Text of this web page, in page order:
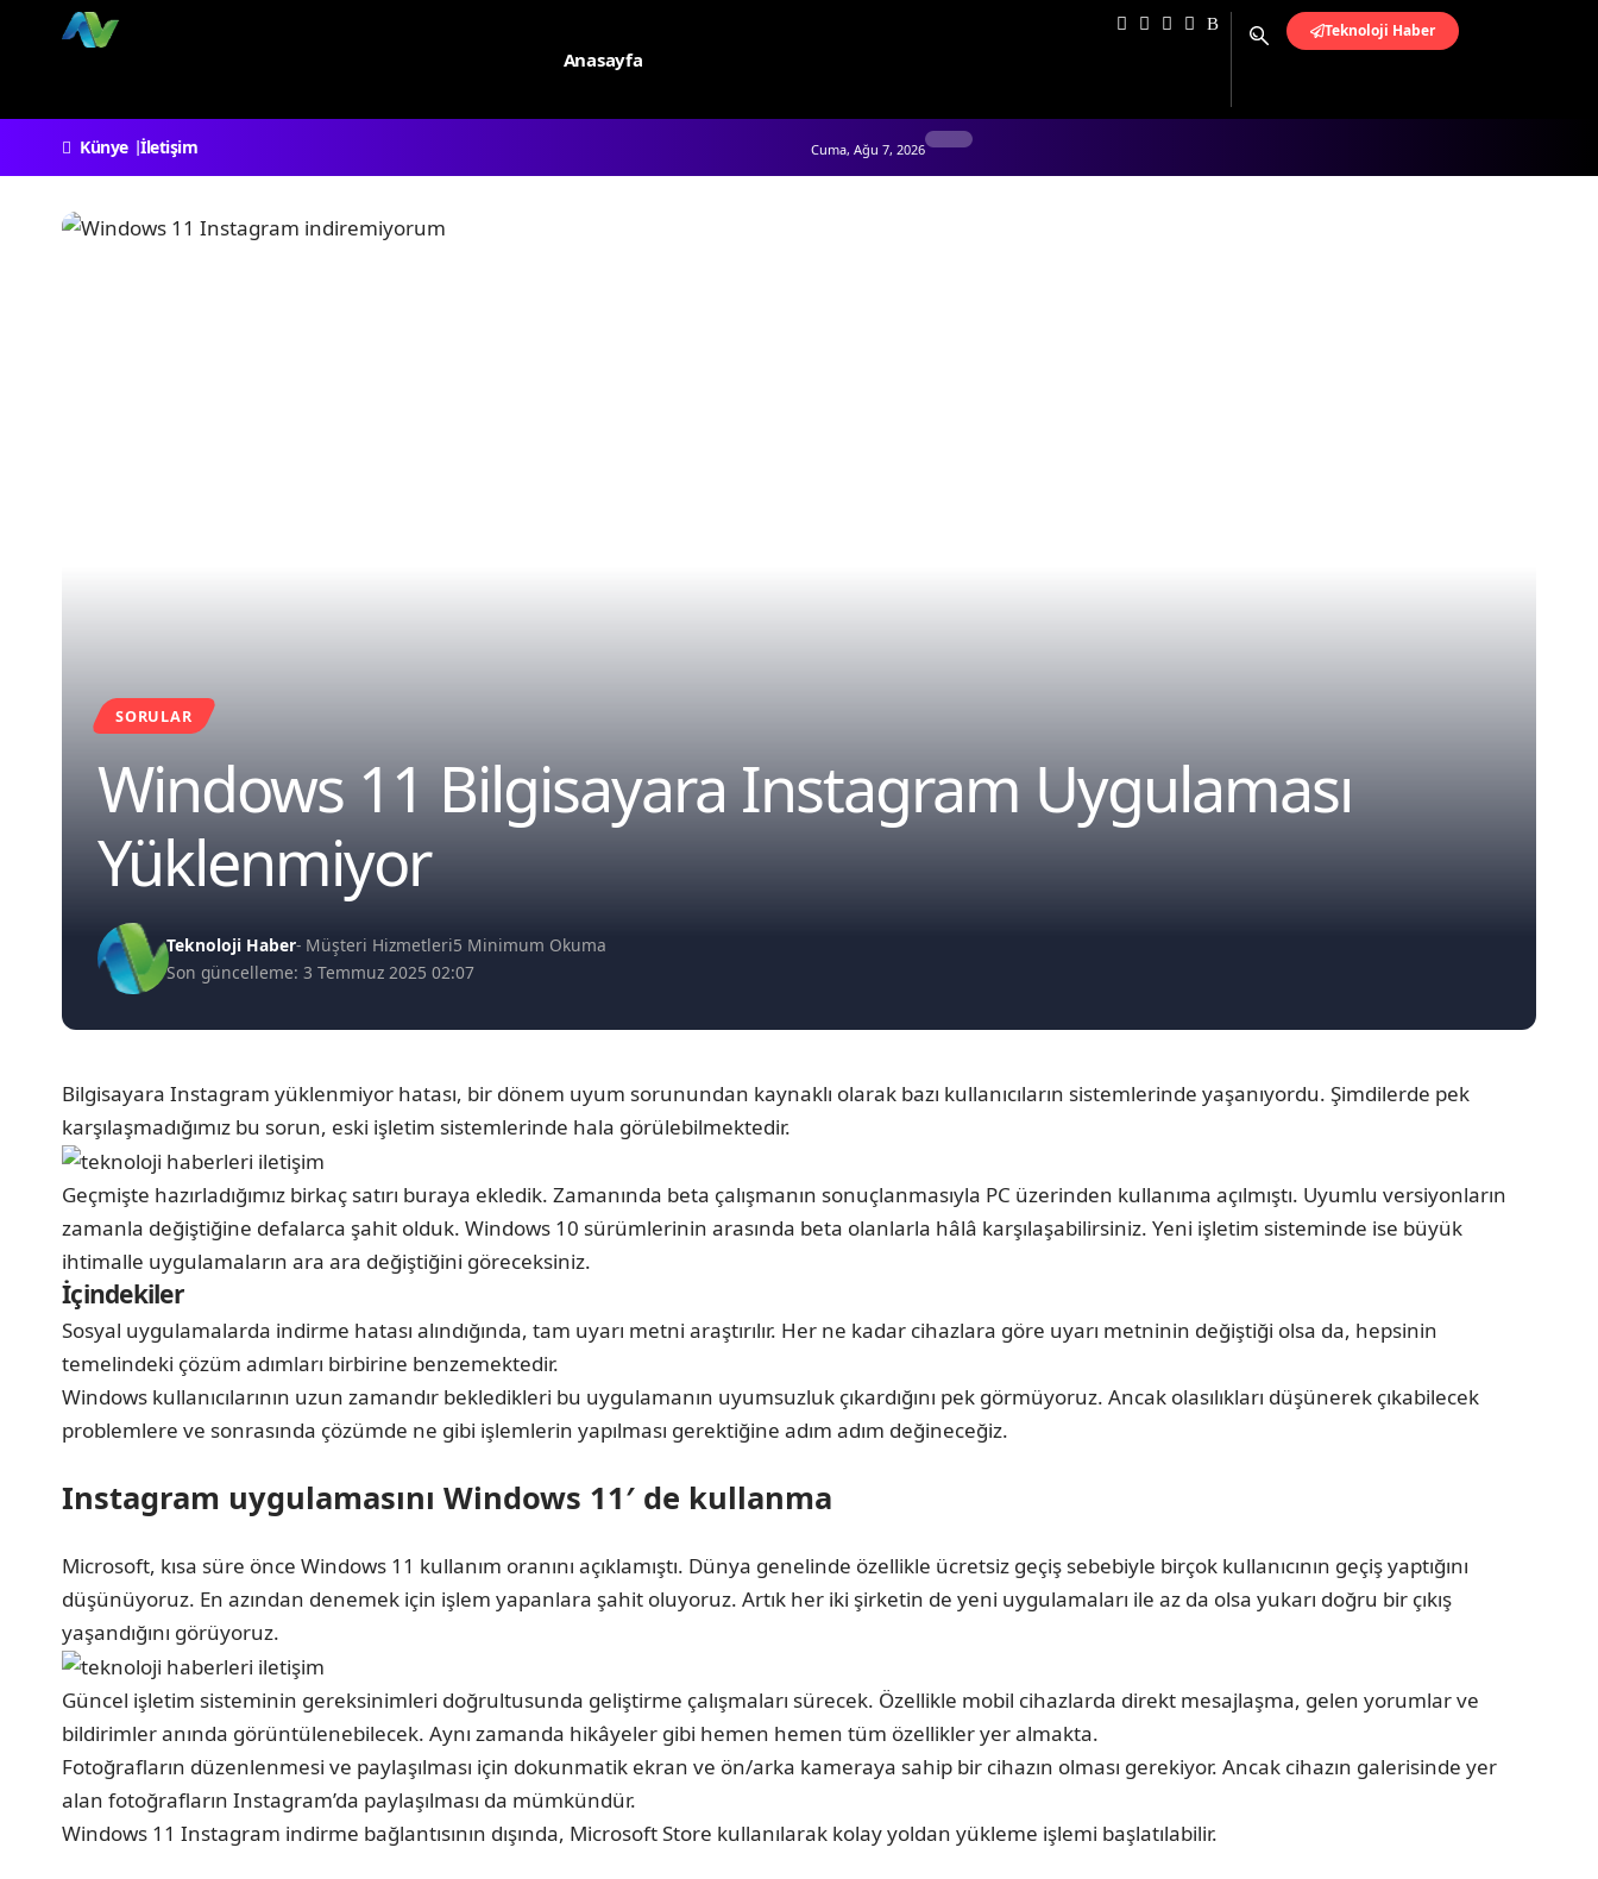
Anasayfa
Teknoloji Haber
Künye İletişim Cuma, Ağu 7, 2026
SORULAR
Windows 11 Bilgisayara Instagram Uygulaması
Yüklenmiyor
Son güncelleme: 3 Temmuz 2025 02:07
Teknoloji Haber- Müşteri Hizmetleri5 Minimum Okuma
Bilgisayara Instagram yüklenmiyor hatası, bir dönem uyum sorunundan kaynaklı olarak bazı kullanıcıların sistemlerinde yaşanıyordu. Şimdilerde pek
karşılaşmadığımız bu sorun, eski işletim sistemlerinde hala görülebilmektedir.
Geçmişte hazırladığımız birkaç satırı buraya ekledik. Zamanında beta çalışmanın sonuçlanmasıyla PC üzerinden kullanıma açılmıştı. Uyumlu versiyonların
zamanla değiştiğine defalarca şahit olduk. Windows 10 sürümlerinin arasında beta olanlarla hâlâ karşılaşabilirsiniz. Yeni işletim sisteminde ise büyük
ihtimalle uygulamaların ara ara değiştiğini göreceksiniz.
İçindekiler
Sosyal uygulamalarda indirme hatası alındığında, tam uyarı metni araştırılır. Her ne kadar cihazlara göre uyarı metninin değiştiği olsa da, hepsinin
temelindeki çözüm adımları birbirine benzemektedir.
Windows kullanıcılarının uzun zamandır bekledikleri bu uygulamanın uyumsuzluk çıkardığını pek görmüyoruz. Ancak olasılıkları düşünerek çıkabilecek
problemlere ve sonrasında çözümde ne gibi işlemlerin yapılması gerektiğine adım adım değineceğiz.
Instagram uygulamasını Windows 11′ de kullanma
Microsoft, kısa süre önce Windows 11 kullanım oranını açıklamıştı. Dünya genelinde özellikle ücretsiz geçiş sebebiyle birçok kullanıcının geçiş yaptığını
düşünüyoruz. En azından denemek için işlem yapanlara şahit oluyoruz. Artık her iki şirketin de yeni uygulamaları ile az da olsa yukarı doğru bir çıkış
yaşandığını görüyoruz.
Güncel işletim sisteminin gereksinimleri doğrultusunda geliştirme çalışmaları sürecek. Özellikle mobil cihazlarda direkt mesajlaşma, gelen yorumlar ve
bildirimler anında görüntülenebilecek. Aynı zamanda hikâyeler gibi hemen hemen tüm özellikler yer almakta.
Fotoğrafların düzenlenmesi ve paylaşılması için dokunmatik ekran ve ön/arka kameraya sahip bir cihazın olması gerekiyor. Ancak cihazın galerisinde yer
alan fotoğrafların Instagram’da paylaşılması da mümkündür.
Windows 11 Instagram indirme bağlantısının dışında, Microsoft Store kullanılarak kolay yoldan yükleme işlemi başlatılabilir.